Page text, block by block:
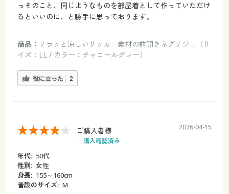
っそのこと、同じようなものを部屋着として作っていただけ
るといいのに、と勝手に思っております。
商品： サラッと涼しいサッカー素材の前開きネグリジェ（サ
イズ：LL / カラー：チャコールグレー）
役に立った 2
ご購入者様
購入確認済み
2026-04-15
年代: 50代
性別: 女性
身長: 155～160cm
普段のサイズ: М